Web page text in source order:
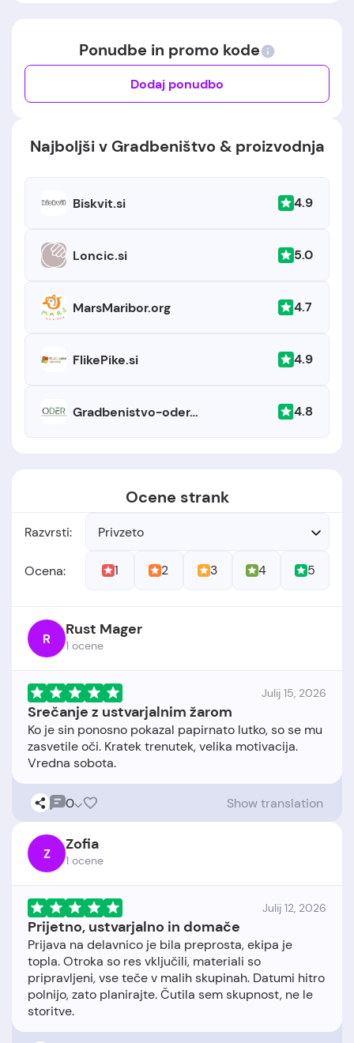
Ponudbe in promo kode
Dodaj ponudbo
Najboljši v Gradbeništvo & proizvodnja
Biskvit.si 4.9
Loncic.si 5.0
MarsMaribor.org 4.7
FlikePike.si 4.9
Gradbenistvo-oder.si 4.8
Ocene strank
Razvrsti: Privzeto
Ocena: 1 2 3 4 5
R Rust Mager
1 ocene
Julij 15, 2026
Srečanje z ustvarjalnim žarom
Ko je sin ponosno pokazal papirnato lutko, so se mu
zasvetile oči. Kratek trenutek, velika motivacija.
0 Show translation
Z Zofia
1 ocene
Julij 12, 2026
Prijetno, ustvarjalno in domače
Prijava na delavnico je bila preprosta, ekipa je
topla. Otroka so res vključili, materiali so
pripravljeni, vse teče v malih skupinah. Datumi hitro
polnijo, zato planirajte. Čutila sem skupnost, ne le